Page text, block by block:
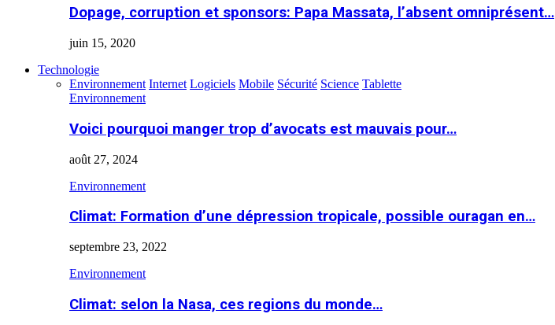
Dopage, corruption et sponsors: Papa Massata, l’absent omniprésent…
juin 15, 2020
Technologie
Environnement Internet Logiciels Mobile Sécurité Science Tablette
Environnement
Voici pourquoi manger trop d’avocats est mauvais pour…
août 27, 2024
Environnement
Climat: Formation d’une dépression tropicale, possible ouragan en…
septembre 23, 2022
Environnement
Climat: selon la Nasa, ces regions du monde…